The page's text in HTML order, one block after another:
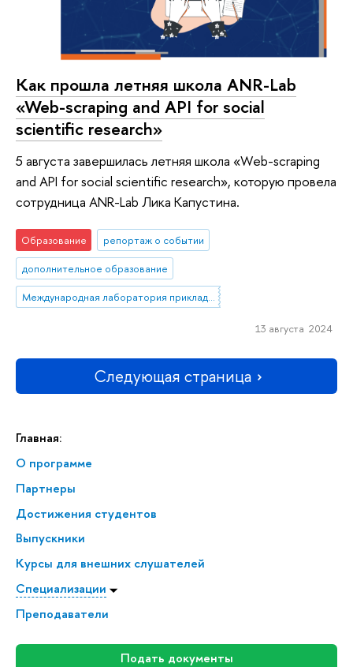
Главная:
О программе
Партнеры
Достижения студентов
Выпускники
Курсы для внешних слушателей
Специализации
Преподаватели
Подать документы
Как прошла летняя школа ANR-Lab
«Web-scraping and API for social
scientific research»
5 августа завершилась летняя школа «Web-scraping
and API for social scientific research», которую провела
сотрудница ANR-Lab Лика Капустина.
Образование
репортаж о событии
дополнительное образование
Международная лаборатория прикладного сетевого анализа
13 августа 2024
Следующая страница